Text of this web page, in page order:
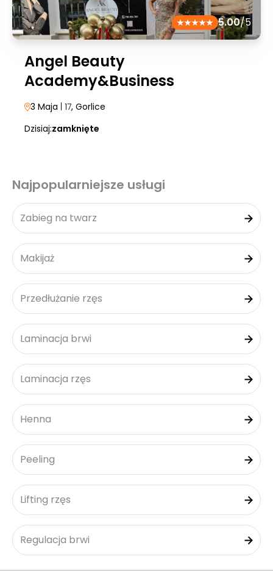
5.00/5
Angel Beauty
Academy&Business
3 Maja | 17, Gorlice
Dzisiaj:zamknięte
Najpopularniejsze usługi
Zabieg na twarz
Makijaż
Przedłużanie rzęs
Laminacja brwi
Laminacja rzęs
Henna
Peeling
Lifting rzęs
Regulacja brwi